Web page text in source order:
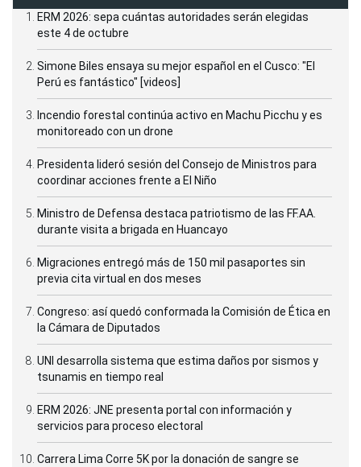
ERM 2026: sepa cuántas autoridades serán elegidas
este 4 de octubre
Simone Biles ensaya su mejor español en el Cusco: "El
Perú es fantástico" [videos]
Incendio forestal continúa activo en Machu Picchu y es
monitoreado con un drone
Presidenta lideró sesión del Consejo de Ministros para
coordinar acciones frente a El Niño
Ministro de Defensa destaca patriotismo de las FF.AA.
durante visita a brigada en Huancayo
Migraciones entregó más de 150 mil pasaportes sin
previa cita virtual en dos meses
Congreso: así quedó conformada la Comisión de Ética en
la Cámara de Diputados
UNI desarrolla sistema que estima daños por sismos y
tsunamis en tiempo real
ERM 2026: JNE presenta portal con información y
servicios para proceso electoral
Carrera Lima Corre 5K por la donación de sangre se